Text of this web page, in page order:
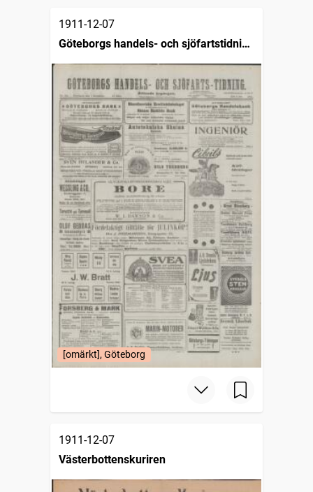
1911-12-07
Göteborgs handels- och sjöfartstidning
[omärkt], Göteborg
1911-12-07
Västerbottenskuriren